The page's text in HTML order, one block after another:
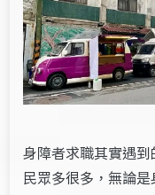
身障者求職其實遇
民眾多很多，無論